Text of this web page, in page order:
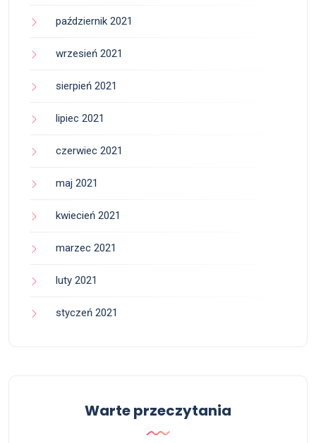
październik 2021
wrzesień 2021
sierpień 2021
lipiec 2021
czerwiec 2021
maj 2021
kwiecień 2021
marzec 2021
luty 2021
styczeń 2021
Warte przeczytania